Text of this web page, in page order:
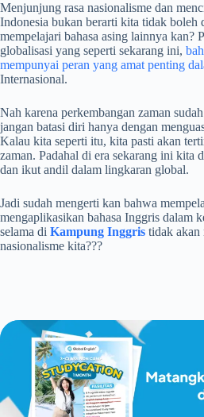
Menjunjung rasa nasionalisme dan
Indonesia bukan berarti kita tidak boleh
mempelajari bahasa asing lainnya kan?
globalisasi yang seperti sekarang ini,
mempunyai peran yang amat penting
Internasional.
Nah karena perkembangan zaman
jangan batasi diri hanya dengan
Kalau kita seperti itu, kita pasti akan
zaman. Padahal di era sekarang ini kita
dan ikut andil dalam lingkaran global.
Jadi sudah mengerti kan bahwa
mengaplikasikan bahasa Inggris dalam
selama di Kampung Inggris tidak akan
nasionalisme kita???